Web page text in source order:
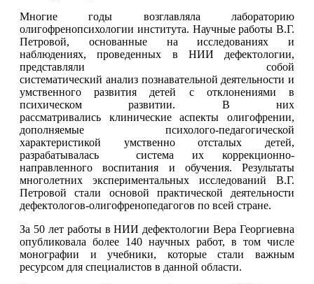
Многие годы возглавляла лабораторию
олигофренопсихологии института. Научные работы В.Г.
Петровой, основанные на исследованиях и
наблюдениях, проведенных в НИИ дефектологии,
представляли собой
систематический анализ познавательной деятельности и
умственного развития детей с отклонениями в
психическом развитии. В них
рассматривались клинические аспекты олигофрении,
дополняемые психолого-педагогической
характеристикой умственно отсталых детей,
разрабатывалась система их коррекционно-
направленного воспитания и обучения. Результаты
многолетних экспериментальных исследований В.Г.
Петровой стали основой практической деятельности
дефектологов-олигофренопедагогов по всей стране.
За 50 лет работы в НИИ дефектологии Вера Георгиевна
опубликовала более 140 научных работ, в том числе
монографии и учебники, которые стали важным
ресурсом для специалистов в данной области.